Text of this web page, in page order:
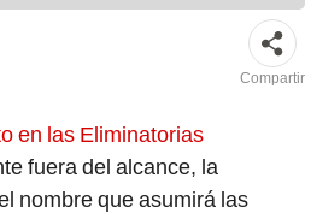
Compartir
en las Eliminatorias
fuera del alcance, la
nombre que asumirá las